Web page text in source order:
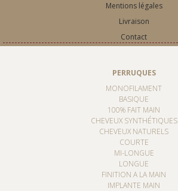
Mentions légales
Livraison
Contact
PERRUQUES
MONOFILAMENT
BASIQUE
100% FAIT MAIN
CHEVEUX SYNTHÉTIQUES
CHEVEUX NATURELS
COURTE
MI-LONGUE
LONGUE
FINITION A LA MAIN
IMPLANTE MAIN